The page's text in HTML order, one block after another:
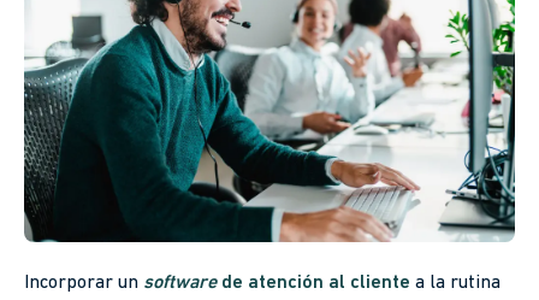
Incorporar un software de atención al cliente a la rutina